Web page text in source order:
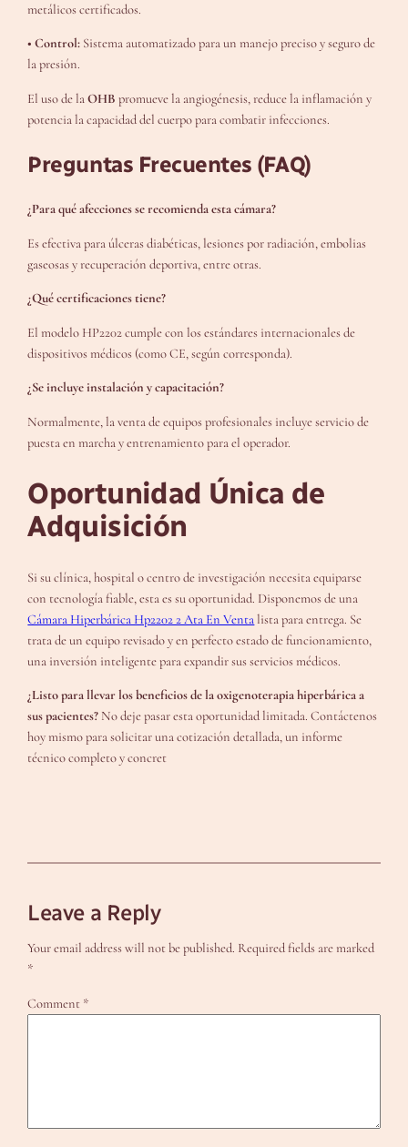
metálicos certificados.
• Control: Sistema automatizado para un manejo preciso y seguro de
la presión.
El uso de laOHB promueve la angiogénesis, reduce la inflamación y
potencia la capacidad del cuerpo para combatir infecciones.
Preguntas Frecuentes (FAQ)
¿Para qué afecciones se recomienda esta cámara?
Es efectiva para úlceras diabéticas, lesiones por radiación, embolias
gaseosas y recuperación deportiva, entre otras.
¿Qué certificaciones tiene?
El modelo HP2202 cumple con los estándares internacionales de
dispositivos médicos (como CE, según corresponda).
¿Se incluye instalación y capacitación?
Normalmente, la venta de equipos profesionales incluye servicio de
puesta en marcha y entrenamiento para el operador.
Oportunidad Única de
Adquisición
Si su clínica, hospital o centro de investigación necesita equiparse
con tecnología fiable, esta es su oportunidad. Disponemos de una
Cámara Hiperbárica Hp2202 2 Ata En Ventalista para entrega. Se
trata de un equipo revisado y en perfecto estado de funcionamiento,
una inversión inteligente para expandir sus servicios médicos.
¿Listo para llevar los beneficios de la oxigenoterapia hiperbárica a
sus pacientes? No deje pasar esta oportunidad limitada. Contáctenos
hoy mismo para solicitar una cotización detallada, un informe
técnico completo y concret
Leave a Reply
Your email address will not be published. Required fields are marked
*
Comment *